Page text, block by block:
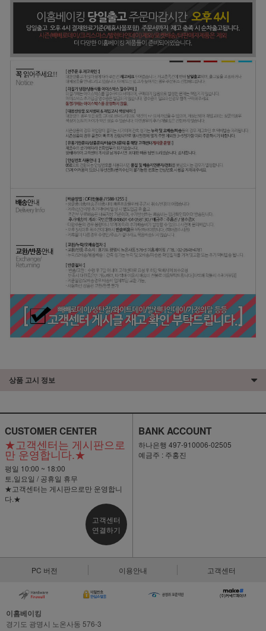
상품 고시 정보
CUSTOMER CENTER
★고객센터는 게시판으로
만 운영합니다.★
평일 10:00 ~ 18:00
토,일요일 / 공휴일 휴무
★고객센터는 게시판으로만 운영합니
다.★
고객센터
연결하기
BANK ACCOUNT
하나은행 497-910006-02505
예금주 : 주홍진
PC 버전 이용안내 고객센터
이홈베이킹
경기도 광명시 노온사동 576-3